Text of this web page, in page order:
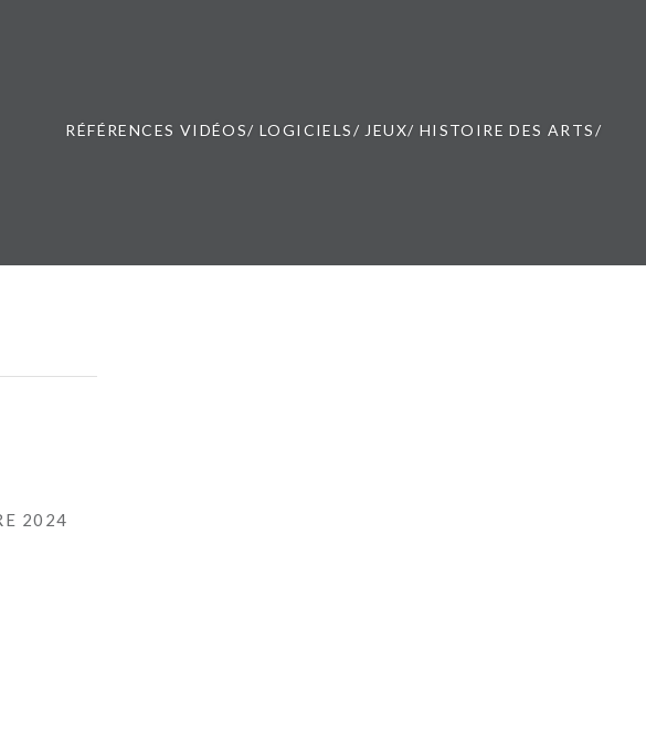
RÉFÉRENCES VIDÉOS/ LOGICIELS/ JEUX/ HISTOIRE DES ARTS/
2024